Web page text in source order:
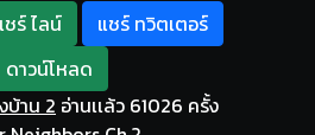
ชร์ ไลน์
แชร์ ทวิตเตอร์
ดาวน์โหลด
บ้าน 2 อ่านเเล้ว 61026 ครั้ง